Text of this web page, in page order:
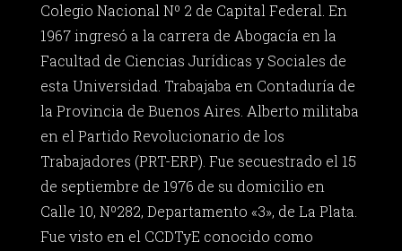
Colegio Nacional Nº 2 de Capital Federal. En
1967 ingresó a la carrera de Abogacía en la
Facultad de Ciencias Jurídicas y Sociales de
esta Universidad. Trabajaba en Contaduría de
la Provincia de Buenos Aires. Alberto militaba
en el Partido Revolucionario de los
Trabajadores (PRT-ERP). Fue secuestrado el 15
de septiembre de 1976 de su domicilio en
Calle 10, Nº282, Departamento «3», de La Plata.
Fue visto en el CCDTyE conocido como